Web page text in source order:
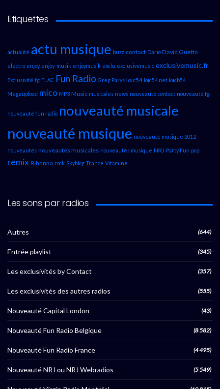
Étiquettes
actualité actu musique buzz contact Dario David Guetta
electro enjoy enjoy-musik enjoymusik exclu exclusivemusic exclusivemusic.fr
Exclusivité fg FLAC Fun Radio Greg Parys loic54 loic54.net loicb54
Megaupload mico MP3 Music musicales news nouveauté contact nouveauté fg
nouveauté fun radio nouveauté musicale
nouveauté musique nouveauté musique 2012
nouveautés nouveautés musicales nouveautés musique NRJ Party Fun pop
remix Rihanna rock Skyblog Trance Vitamine
Les sons par radios
Autres (644)
Entrée playlist (345)
Les exclusivités by Contact (357)
Les exclusivités des autres radios (555)
Nouveauté Capital London (43)
Nouveauté Fun Radio Belgique (8 582)
Nouveauté Fun Radio France (4 495)
Nouveauté NRJ ou NRJ Webradios (5 549)